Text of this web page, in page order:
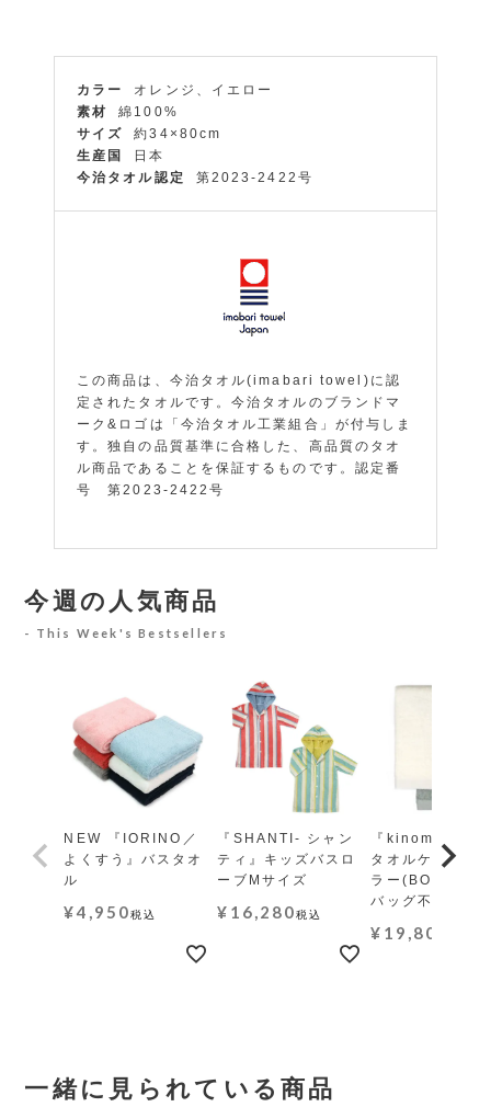
カラー
オレンジ、イエロー
素材
綿100%
サイズ
約34×80cm
生産国
日本
今治タオル認定
第2023-2422号
この商品は、今治タオル(imabari towel)に認
定されたタオルです。今治タオルのブランドマ
ーク&ロゴは「今治タオル工業組合」が付与しま
す。独自の品質基準に合格した、高品質のタオ
ル商品であることを保証するものです。認定番
号 第2023-2422号
今週の人気商品
This Week's Bestsellers
NEW 『IORINO／
よくすう』バスタオ
ル
¥4,950税込
『SHANTI- シャン
ティ』キッズバスロ
ーブMサイズ
¥ 16,280税込
『kinome-木の
タオルケット レ
ラー(BOX・ギ
バッグ不可)
¥ 19,800
一緒に見られている商品